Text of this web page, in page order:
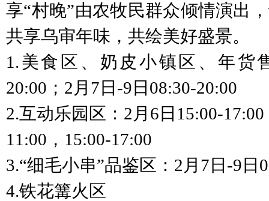
享“村晚”由农牧民群众倾情演出
共享乌审年味，共绘美好盛景。
1.美食区、奶皮小镇区、年货
20:00； 2月7日-9日08:30-20:00
2.互动乐园区：2月6日15:00-
11:00，15:00-17:00
3.“细毛小串”品鉴区：2月7日-9日
4.铁花篝火区